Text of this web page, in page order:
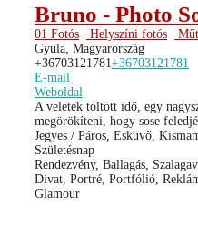
Bruno - Photo
01 Fotós Helyszíni fotós
Gyula, Magyarország
+36703121781 +36703121781
E-mail
Weboldal
A veletek töltött idő, egy
megörökíteni, hogy sose
Jegyes / Páros, Esküvő,
Születésnap
Rendezvény, Ballagás,
Divat, Portré, Portfólió,
Glamour